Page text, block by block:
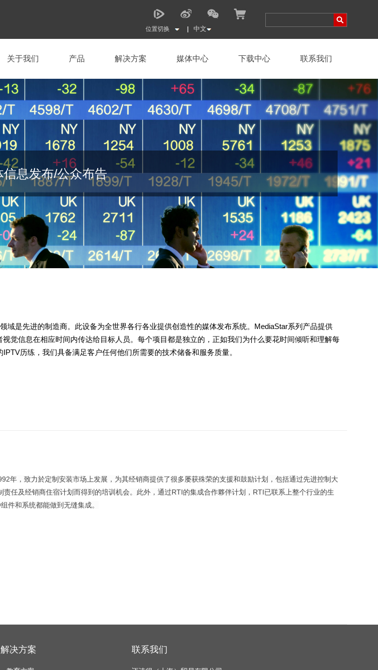
位置切换
关于我们 产品 解决方案 媒体中心 下载中心 联系我们
信息发布/公众布告
域是先进的制造商。此设备为全世界各行各业提供创造性的媒体发布系统。MediaStar系列产品提供
觉信息在相应时间内传达给目标人员。每个项目都是独立的，正如我们为什么要花时间倾听和理解每
历练，我们具备满足客户任何他们所需要的技术储备和服务质量。
年，致力於定制安装市场上发展，为其经销商提供了很多屡获殊荣的支援和鼓励计划，包括通过先进控制大
责任及经销商住宿计划而得到的培训机会。此外，通过RTI的集成合作夥伴计划，RTI已联系上整个行业的生
件和系统都能做到无缝集成。
解决方案 联系我们